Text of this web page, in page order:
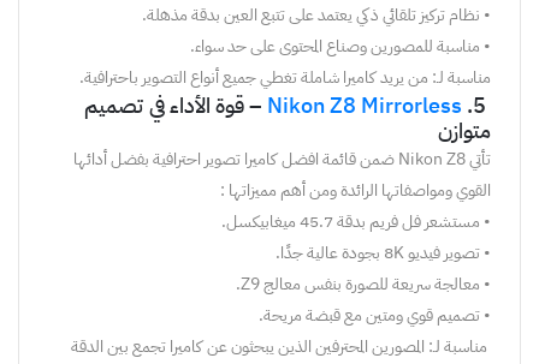
• نظامتركيزتلقائيذكييعتمدعلىتتبعالعينبدقةمذهلة.
• مناسبةللمصورينوصناعالمحتوىعلىحدسواء.
مناسبة لـ: من يريد كاميرا شاملة تغطي جميع أنواع التصوير باحترافية.
5
.
Nikon Z8 Mirrorless
–قوةالأداءفيتصميم
متوازن
تأتيNikon Z8ضمنقائمةافضلكاميراتصوير احترافيةبفضلأدائها
القويومواصفاتها الرائدةومن أهم مميزاتها :
• مستشعر فلفريم بدقة45.7ميغابيكسل.
•تصوير فيديو8K بجودةعاليةجدًا.
• معالجةسريعةللصورةبنفسمعالجZ9.
•تصميمقويومتينمعقبضةمريحة.
مناسبةلـ: المصورينالمحترفينالذينيبحثونعنكاميراتجمعبينالدقة